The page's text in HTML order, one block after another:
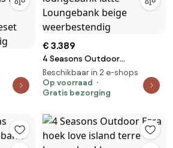
latte
80 cm
€ 3.389
4 Seasons Outdoor
Metropolitan 4-zits
loungebank latte Loungebank
beige weerbestendig
Beschikbaar in 2 e-shops
Op voorraad
Gratis bezorging